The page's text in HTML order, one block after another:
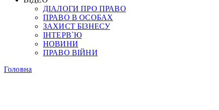
ДІАЛОГИ ПРО ПРАВО
ПРАВО В ОСОБАХ
ЗАХИСТ БІЗНЕСУ
ІНТЕРВ`Ю
НОВИНИ
ПРАВО ВІЙНИ
Головна